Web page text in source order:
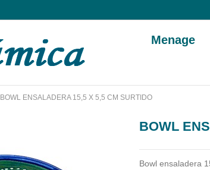
Menage
BOWL ENSALADERA 15,5 X 5,5 CM SURTIDO
BOWL
Bowl ensaladera